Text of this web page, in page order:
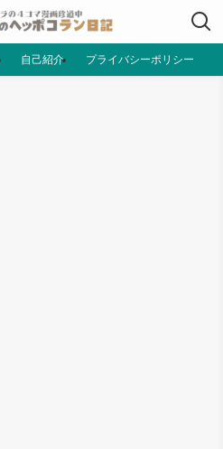
自己紹介 プライバシーポリシー